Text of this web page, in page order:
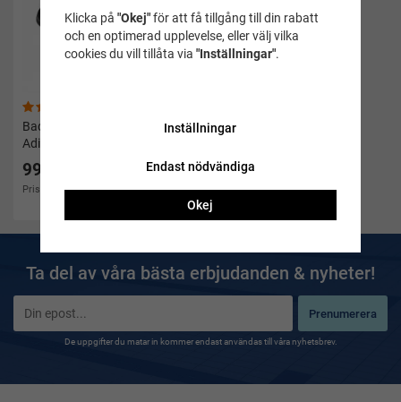
Badskor Duramo slide från
Adidas
99 kr
Pris i andra butiker 199 kr
Ta del av våra bästa erbjudanden & nyheter!
Prenumerera
De uppgifter du matar in kommer endast användas till våra nyhetsbrev.
Klicka på "Okej"för att få tillgång till din rabatt
och en optimerad upplevelse, eller välj vilka
cookies du vill tillåta via "Inställningar".
Inställningar
Endast nödvändiga
Okej